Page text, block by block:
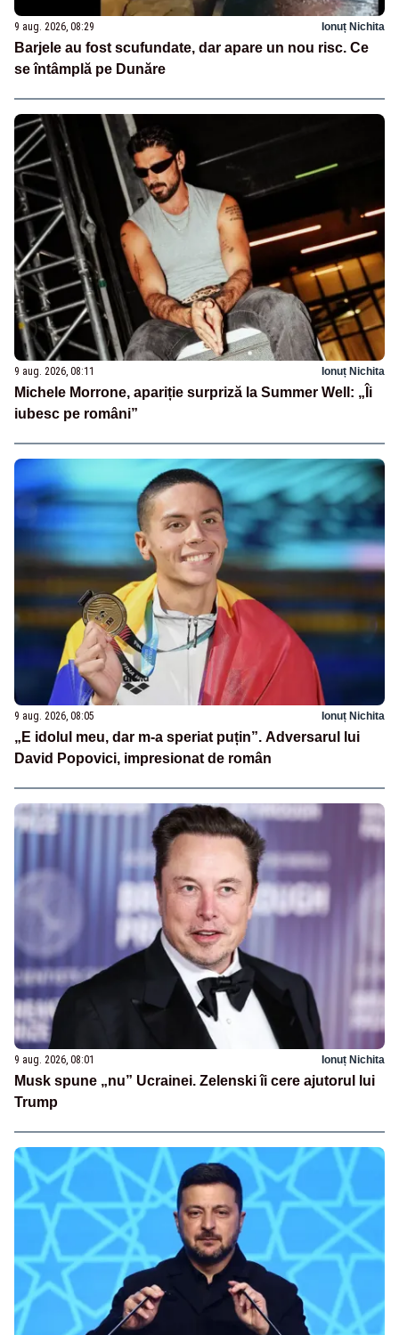
9 aug. 2026, 08:29 Ionuț Nichita
Barjele au fost scufundate, dar apare un nou risc. Ce
se întâmplă pe Dunăre
9 aug. 2026, 08:11 Ionuț Nichita
Michele Morrone, apariție surpriză la Summer Well: „Îi
iubesc pe români”
9 aug. 2026, 08:05 Ionuț Nichita
„E idolul meu, dar m-a speriat puțin”. Adversarul lui
David Popovici, impresionat de român
9 aug. 2026, 08:01 Ionuț Nichita
Musk spune „nu” Ucrainei. Zelenski îi cere ajutorul lui
Trump